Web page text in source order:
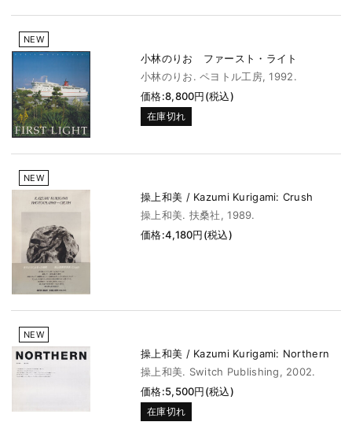
NEW
小林のりお ファースト・ライト
小林のりお. ペヨトル工房, 1992.
価格:8,800円(税込)
在庫切れ
NEW
操上和美 / Kazumi Kurigami: Crush
操上和美. 扶桑社, 1989.
価格:4,180円(税込)
NEW
操上和美 / Kazumi Kurigami: Northern
操上和美. Switch Publishing, 2002.
価格:5,500円(税込)
在庫切れ